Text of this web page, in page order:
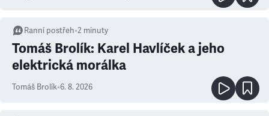
Ranní postřeh•2 minuty
Tomáš Brolík: Karel Havlíček a jeho
elektrická morálka
Tomáš Brolík•6. 8. 2026